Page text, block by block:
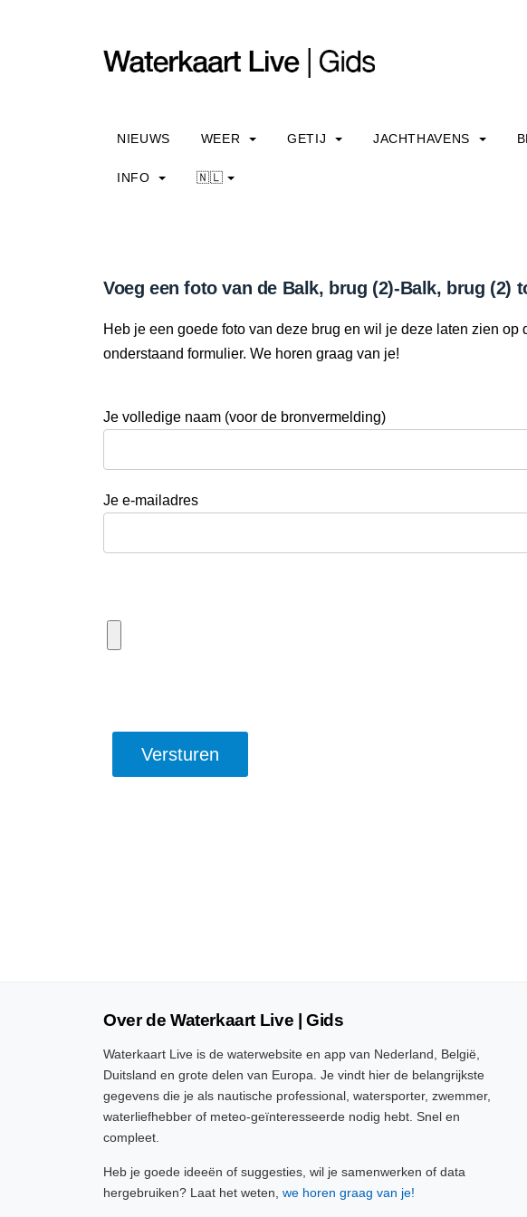
NIEUWS WEER GETIJ JACHTHAVENS
INFO 🇳🇱
Voeg een foto van de Balk, brug (2)-Balk, brug (2)
Heb je een goede foto van deze brug en wil je deze laten zien op
onderstaand formulier. We horen graag van je!
Je volledige naam (voor de bronvermelding)
Je e-mailadres
Over de Waterkaart Live | Gids
Waterkaart Live is de waterwebsite en app van Nederland, België,
Duitsland en grote delen van Europa. Je vindt hier de belangrijkste
gegevens die je als nautische professional, watersporter, zwemmer,
waterliefhebber of meteo-geïnteresseerde nodig hebt. Snel en
compleet.
Heb je goede ideeën of suggesties, wil je samenwerken of data
hergebruiken? Laat het weten, we horen graag van je!